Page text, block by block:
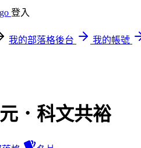
登入
我的部落格後台
我的帳號
．科文共裕